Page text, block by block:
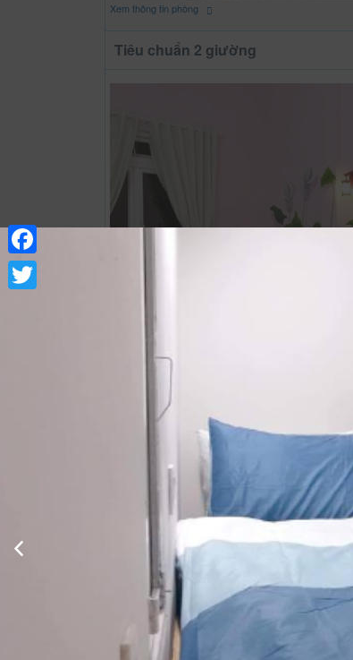
Xem thông tin phòng
Tiêu chuẩn 2 giường
Xem thông tin phòng
Tiêu chuẩn 3 giường đôi
Facebook